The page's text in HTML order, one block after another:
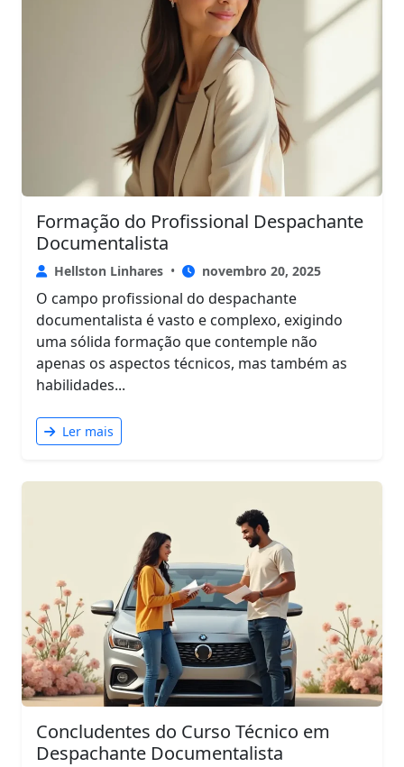
Formação do Profissional Despachante
Documentalista
Hellston Linhares • novembro 20, 2025
O campo profissional do despachante
documentalista é vasto e complexo, exigindo
uma sólida formação que contemple não
apenas os aspectos técnicos, mas também as
habilidades...
Ler mais
Concludentes do Curso Técnico em
Despachante Documentalista